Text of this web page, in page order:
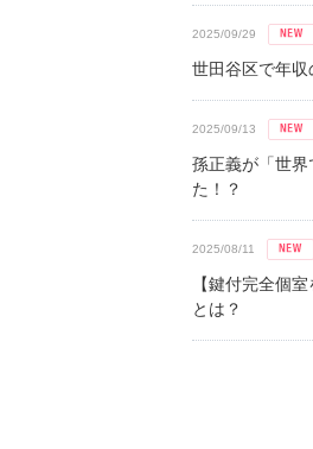
2025/09/29
世田谷区で年
2025/09/13
孫正義が「世
た！？
2025/08/11
【鍵付完全個
とは？